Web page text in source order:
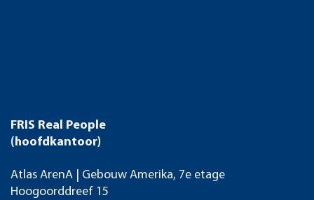
FRIS Real People
(hoofdkantoor)
Atlas ArenA | Gebouw Amerika, 7e etage
Hoogoorddreef 15